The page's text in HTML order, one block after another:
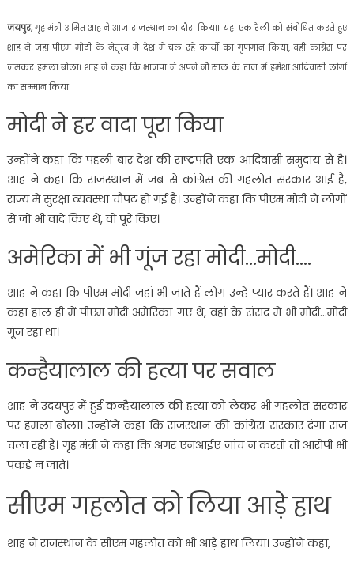
जयपुर,गृह मंत्री अमित शाह ने आज राजस्थान का दौरा किया। यहां एक रैली को संबोधित करते हुए
शाह ने जहां पीएम मोदी के नेतृत्व में देश में चल रहे कार्यों का गुणगान किया, वहीं कांग्रेस पर
जमकर हमला बोला। शाह ने कहा कि भाजपा ने अपने नौ साल के राज में हमेशा आदिवासी लोगों
का सम्मान किया।
मोदी ने हर वादा पूरा किया
उन्होंने कहा कि पहली बार देश की राष्ट्रपति एक आदिवासी समुदाय से है।
शाह ने कहा कि राजस्थान में जब से कांग्रेस की गहलोत सरकार आई है,
राज्य में सुरक्षा व्यवस्था चौपट हो गई है। उन्होंने कहा कि पीएम मोदी ने लोगों
से जो भी वादे किए थे, वो पूरे किए।
अमेरिका में भी गूंज रहा मोदी…मोदी….
शाह ने कहा कि पीएम मोदी जहां भी जाते हैं लोग उन्हें प्यार करते हैं। शाह ने
कहा हाल ही में पीएम मोदी अमेरिका गए थे, वहां के संसद में भी मोदी…मोदी
गूंज रहा था।
कन्हैयालाल की हत्या पर सवाल
शाह ने उदयपुर में हुई कन्हैयालाल की हत्या को लेकर भी गहलोत सरकार
पर हमला बोला। उन्होंने कहा कि राजस्थान की कांग्रेस सरकार दंगा राज
चला रही है। गृह मंत्री ने कहा कि अगर एनआईए जांच न करती तो आरोपी भी
पकड़े न जाते।
सीएम गहलोत को लिया आड़े हाथ
शाह ने राजस्थान के सीएम गहलोत को भी आड़े हाथ लिया। उन्होंने कहा,